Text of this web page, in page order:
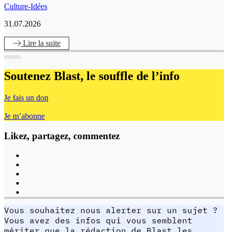
Culture-Idées
31.07.2026
Lire la suite
Soutenez Blast, le souffle de l’info
Je fais un don
Je m’abonne
Likez, partagez, commentez
Vous souhaitez nous alerter sur un sujet ?
Vous avez des infos qui vous semblent